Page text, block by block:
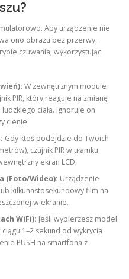
Aby urządzenie nie
ono obrazu bez przerwy.
czuwania, wykorzystując
W zewnętrznym module
PIR, który reaguje na zmianę
ciała. Ignoruje on
cienie.
Gdy ktoś podejdzie do Twoich
czujnik PIR w ułamku
ekran LCD.
(Foto/Wideo): Urządzenie
kilkunastosekundowy film na
w ekranie.
WiFi): Jeśli wybierzesz model
1–2 sekund od wykrycia
PUSH na smartfona z